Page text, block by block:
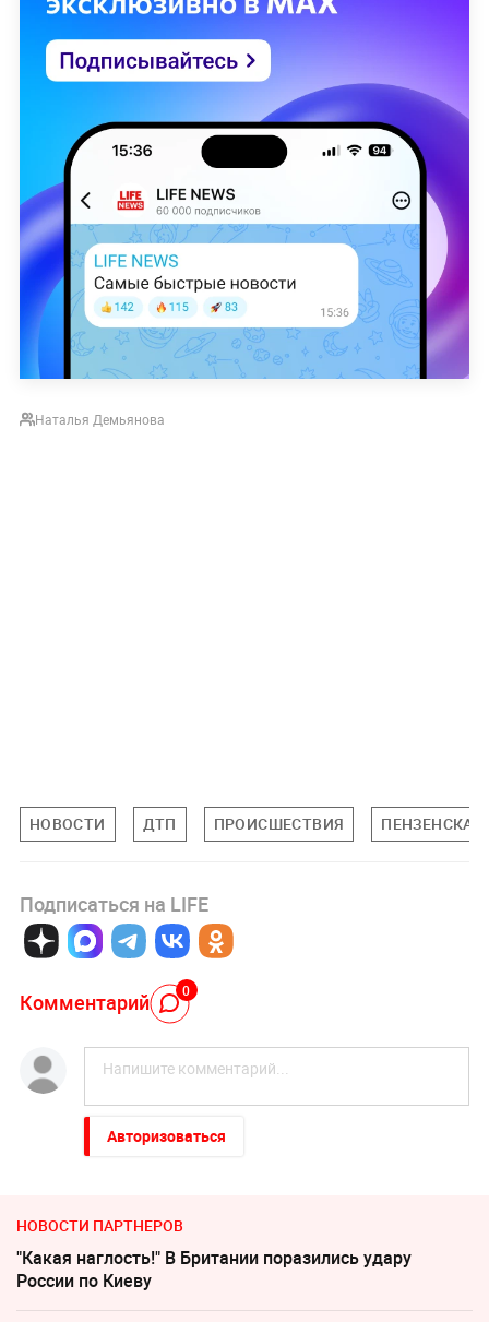
Наталья Демьянова
НОВОСТИ ДТП ПРОИСШЕСТВИЯ
Подписаться на LIFE
Комментарий 0
Авторизоваться
НОВОСТИ ПАРТНЕРОВ
"Какая наглость!" В Британии поразились удару
России по Киеву